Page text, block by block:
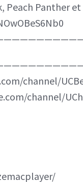
Peach Panther
channel/
channel/